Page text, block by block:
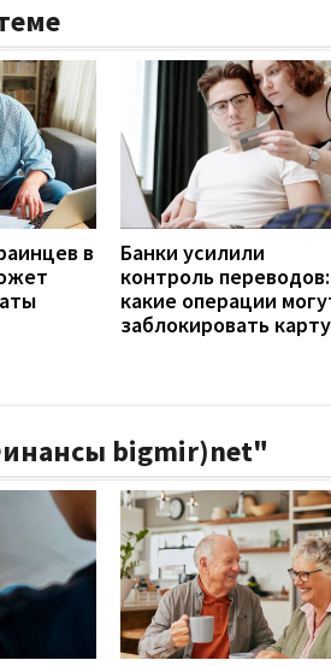
в
Банки усилили
контроль
какие операции
заблокировать карту
bigmir)net"